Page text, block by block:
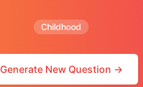
Childhood
Generate New Question →